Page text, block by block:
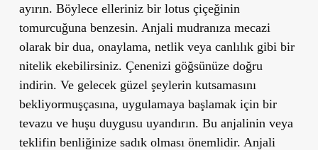
ayırın. Böylece elleriniz bir lotus çiçeğinin
tomurcuğuna benzesin. Anjali mudranıza mecazi
olarak bir dua, onaylama, netlik veya canlılık gibi bir
nitelik ekebilirsiniz. Çenenizi göğsünüze doğru
indirin. Ve gelecek güzel şeylerin kutsamasını
bekliyormuşçasına, uygulamaya başlamak için bir
tevazu ve huşu duygusu uyandırın. Bu anjalinin veya
teklifin benliğinize sadık olması önemlidir. Anjali